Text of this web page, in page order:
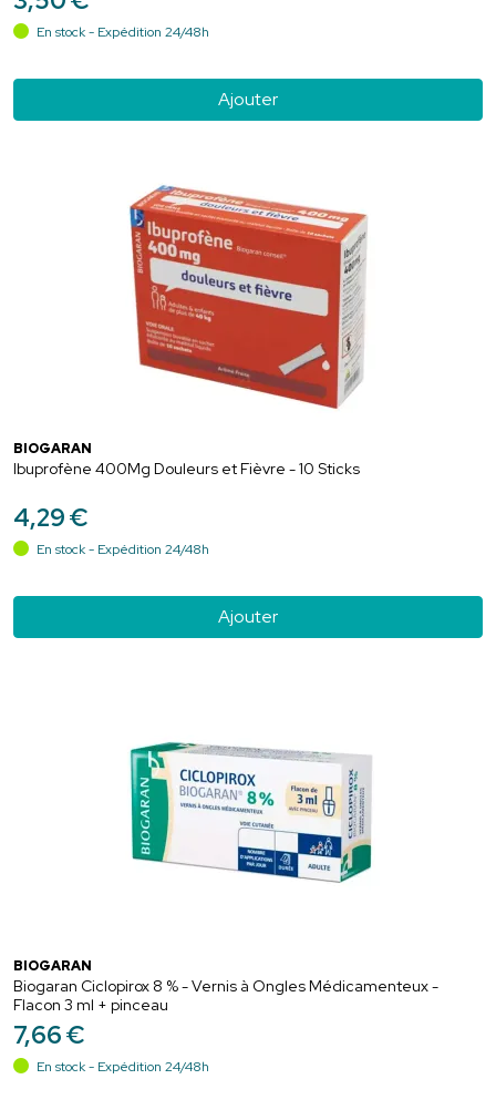
En stock - Expédition 24/48h
Ajouter
BIOGARAN
Ibuprofène 400Mg Douleurs et Fièvre - 10 Sticks
4,29€
En stock - Expédition 24/48h
Ajouter
BIOGARAN
Biogaran Ciclopirox 8 % - Vernis à Ongles Médicamenteux -
Flacon 3 ml + pinceau
7,66€
En stock - Expédition 24/48h